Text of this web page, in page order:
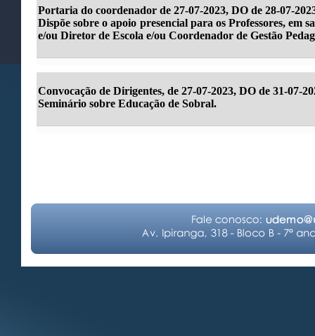
Portaria do coordenador de 27-07-2023, DO de 28-07-
Dispõe sobre o apoio presencial para os Professores, em
e/ou Diretor de Escola e/ou Coordenador de Gestão
Convocação de Dirigentes, de 27-07-2023, DO de 31-07-
Seminário sobre Educação de Sobral.